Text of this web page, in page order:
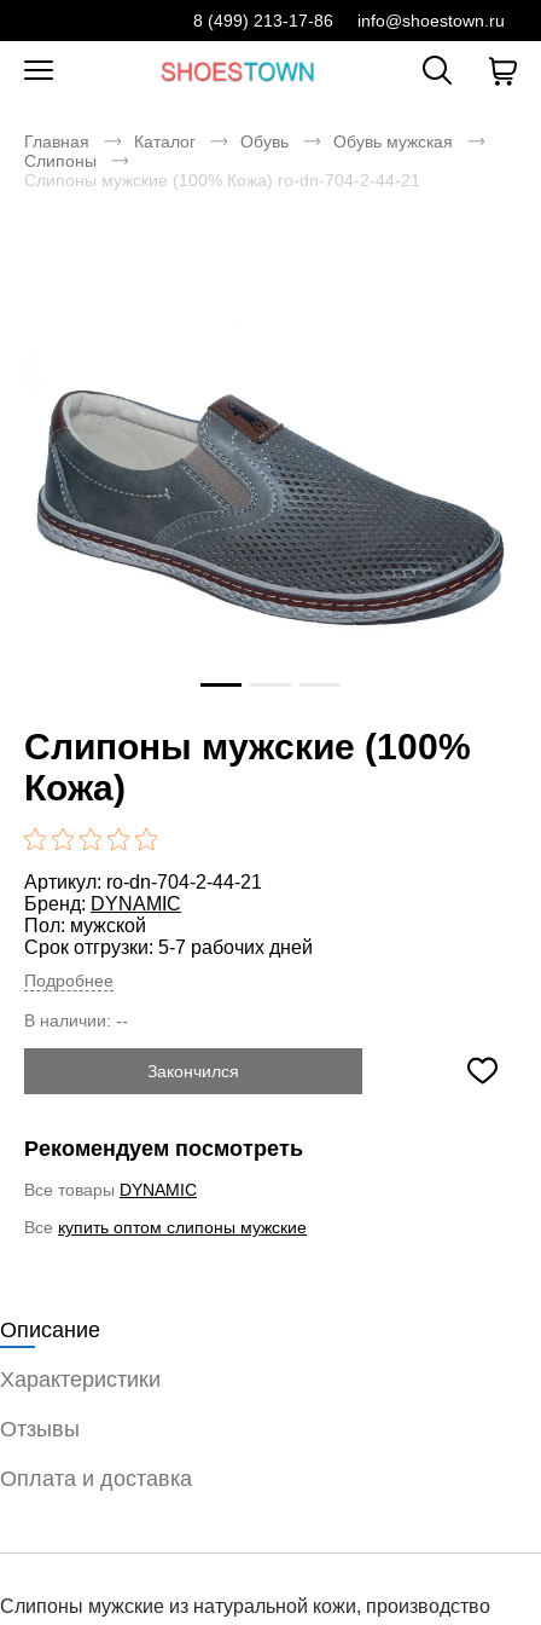
8 (499) 213-17-86 info@shoestown.ru
Главная Каталог Обувь
Обувь мужская
Слипоны
Слипоны мужские (100% Кожа) ro-dn-704-2-44-21
Слипоны мужские (100%
Кожа)
Артикул: ro-dn-704-2-44-21
Бренд: DYNAMIC
Пол: мужской
Срок отгрузки: 5-7 рабочих дней
Подробнее
В наличии: --
Закончился
Рекомендуем посмотреть
Все товары DYNAMIC
Все купить оптом слипоны мужские
Описание
Характеристики
Отзывы
Оплата и доставка
Слипоны мужские из натуральной кожи, производство